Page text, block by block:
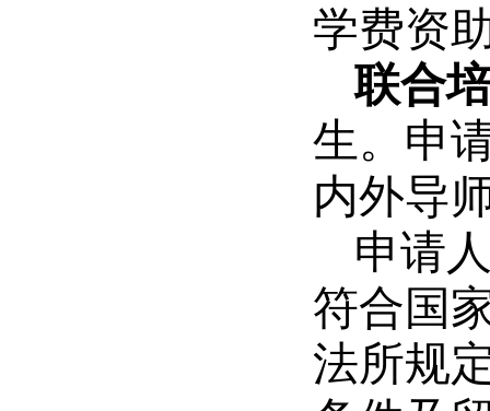
学费资
联合
生。申
内外导
申请
符合国
法所规